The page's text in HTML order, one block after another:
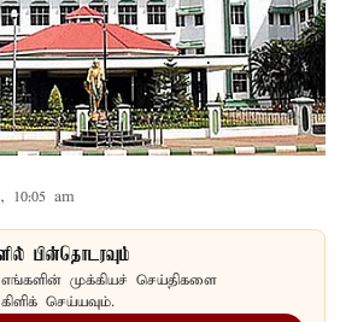
10:05 am
பின்தொடரவும்
எங்களின் முக்கியச் செய்திகளை
செய்யவும்.